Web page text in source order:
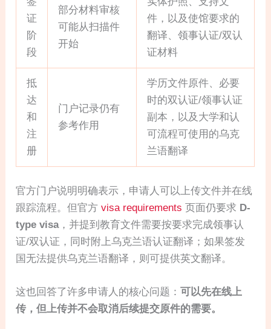
证
阶
段
部分材料审核
可能从扫描件
开始
件，以及使馆要求的
翻译、领事认证/双认
证材料
抵
达
和
注
册
门户记录仍有
参考作用
学历文件原件、必要
时的双认证/领事认证
副本，以及大学和认
可流程可使用的乌克
兰语翻译
官方门户说明明确表示，申请人可以上传文件并在线
跟踪流程。但官方visa requirements 页面仍要求 D-
type visa，并提到教育文件需要按要求完成领事认
证/双认证，同时附上乌克兰语认证翻译；如果签发
国无法提供乌克兰语翻译，则可提供英文翻译。
这也回答了许多申请人的核心问题：可以先在线上
传，但上传并不会取消后续提交原件的需要。